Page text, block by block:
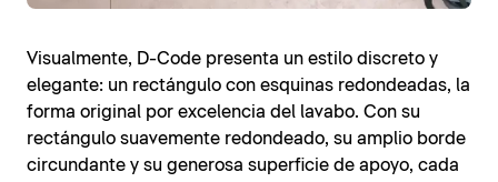
Visualmente, D-Code presenta un estilo discreto y
elegante: un rectángulo con esquinas redondeadas, la
forma original por excelencia del lavabo. Con su
rectángulo suavemente redondeado, su amplio borde
circundante y su generosa superficie de apoyo, cada